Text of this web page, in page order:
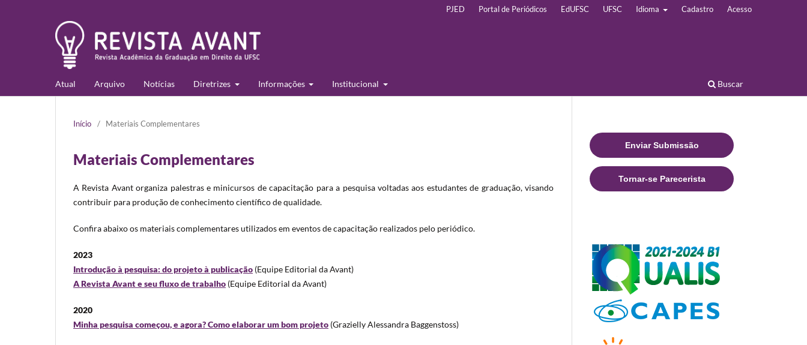
Atual Arquivo Notícias Diretrizes Informações Institucional Buscar
PJED Portal de Periódicos EdUFSC UFSC Idioma Cadastro Acesso
Início / Materiais Complementares
Materiais Complementares
A Revista Avant organiza palestras e minicursos de capacitação para a pesquisa voltadas aos estudantes de graduação, visando
contribuir para produção de conhecimento científico de qualidade.
Confira abaixo os materiais complementares utilizados em eventos de capacitação realizados pelo periódico.
2023
Introdução à pesquisa: do projeto à publicação (Equipe Editorial da Avant)
A Revista Avant e seu fluxo de trabalho (Equipe Editorial da Avant)
2020
Minha pesquisa começou, e agora? Como elaborar um bom projeto (Grazielly Alessandra Baggenstoss)
Enviar Submissão
Tornar-se Parecerista